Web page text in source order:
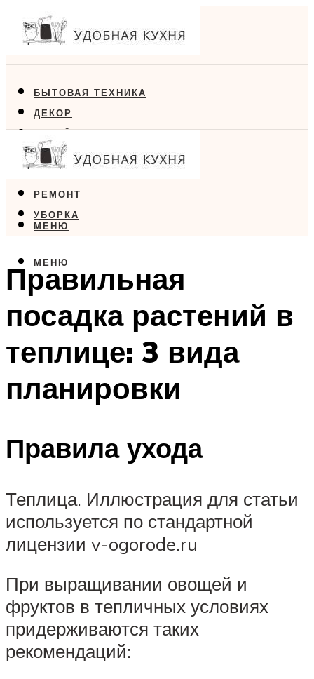
БЫТОВАЯ ТЕХНИКА
ДЕКОР
ДИЗАЙН
ЕДА
РЕМОНТ
УБОРКА
МЕНЮ
МЕНЮ
Правильная
посадка растений в
теплице: 3 вида
планировки
Правила ухода
Теплица. Иллюстрация для статьи
используется по стандартной
лицензии v-ogorode.ru
При выращивании овощей и
фруктов в тепличных условиях
придерживаются таких
рекомендаций: